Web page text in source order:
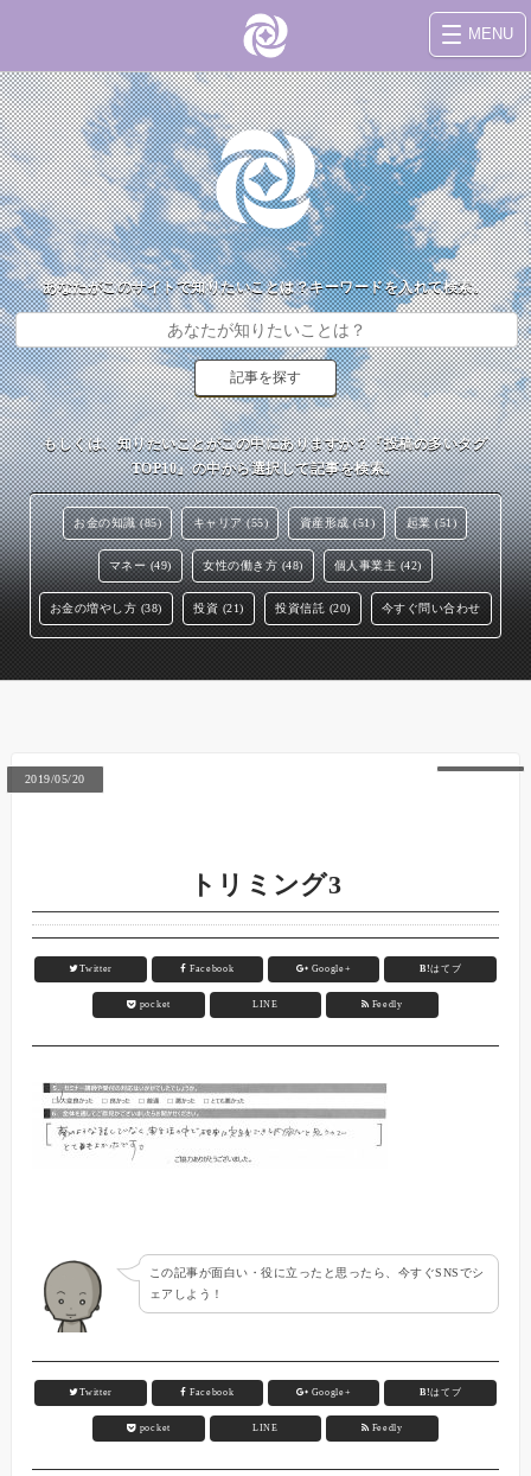
MENU
あなたがこのサイトで知りたいことは？キーワードを入れて検索。
もしくは、知りたいことがこの中にありますか？『投稿の多いタグ
TOP10』の中から選択して記事を検索。
お金の知識 (85) キャリア (55) 資産形成 (51) 起業 (51)
マネー (49) 女性の働き方 (48) 個人事業主 (42)
お金の増やし方 (38) 投資 (21) 投資信託 (20) 今すぐ問い合わせ
2019/05/20
トリミング3
Twitter Facebook Google+ B!はてブ
pocket LINE Feedly
この記事が面白い・役に立ったと思ったら、今すぐSNSでシ
ェアしよう！
Twitter Facebook Google+ B!はてブ
pocket LINE Feedly